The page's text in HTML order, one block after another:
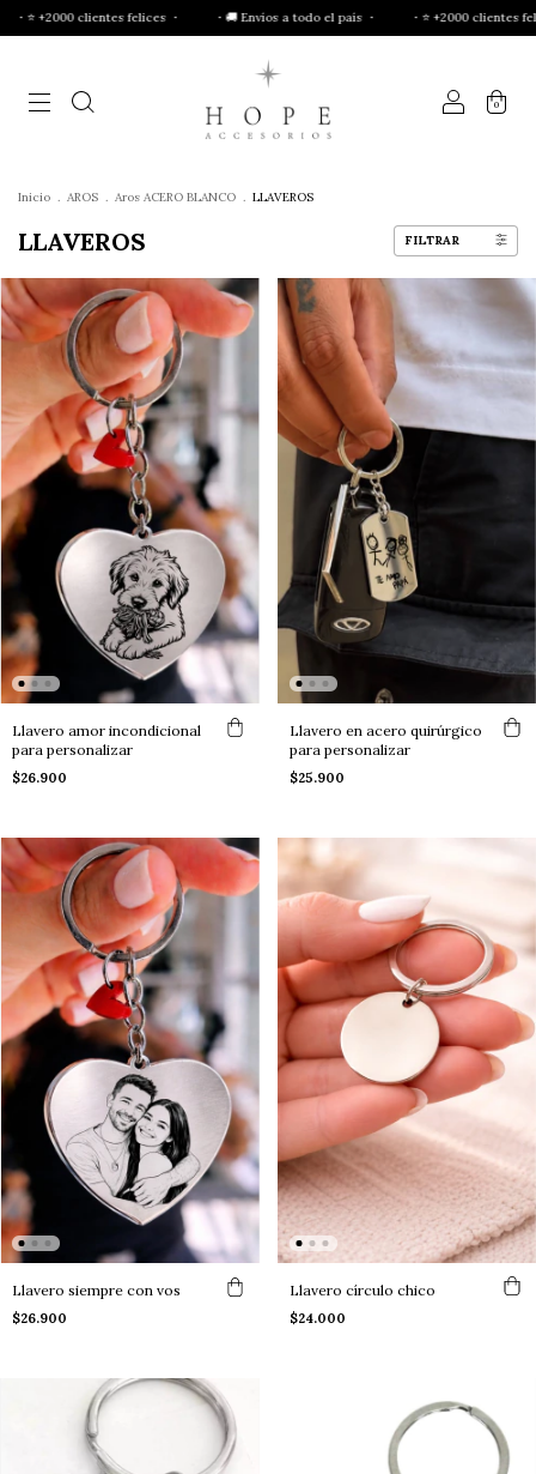
clientes felices ・ ・🚚 Envíos a todo el país ・ ・⭐ +2000 clientes felices ・
0
Inicio . AROS . Aros ACERO BLANCO . LLAVEROS
LLAVEROS FILTRAR
Llavero amor incondicional
para personalizar
$26.900
Llavero en acero quirúrgico
para personalizar
$25.900
Llavero siempre con vos
$26.900
Llavero círculo chico
$24.000